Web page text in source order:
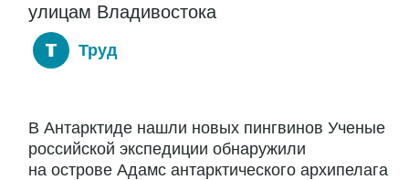
улицам Владивостока
Труд
В Антарктиде нашли новых пингвинов Ученые
российской экспедиции обнаружили
на острове Адамс антарктического архипелага